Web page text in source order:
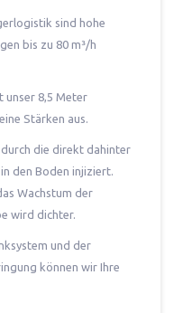
sind hohe
bis zu 80 m³/h
unser 8,5 Meter
Stärken aus.
die direkt dahinter
den Boden injiziert.
Wachstum der
wird dichter.
und der
können wir Ihre